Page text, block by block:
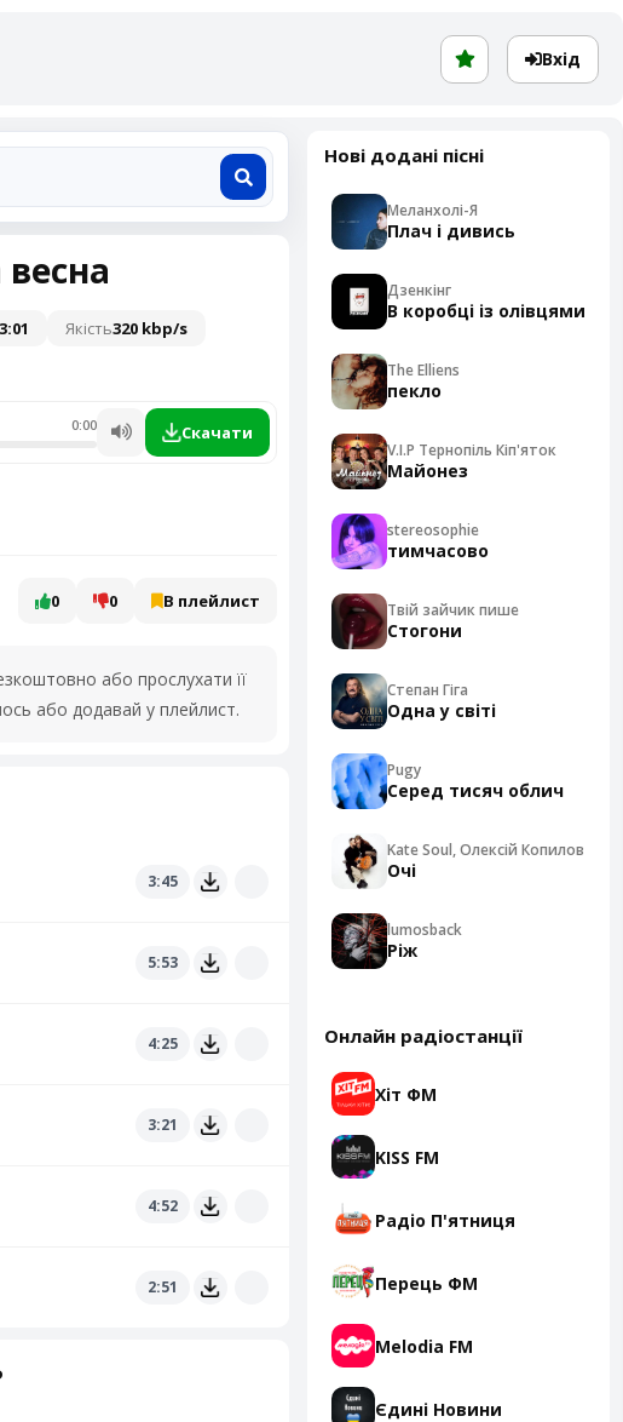
Вхід
3:01 Якість320 kbp/s
0:00 Скачати
0 0 В плейлист
або прослухати її
або додавай у плейлист.
3:45
5:53
4:25
3:21
4:52
2:51
Нові додані пісні
Меланхолі-Я
Плач і дивись
Дзенкінг
В коробці із олівцями
The Elliens
пекло
V.I.P Тернопіль Кіп'яток
Майонез
stereosophie
тимчасово
Твій зайчик пише
Стогони
Степан Гіга
Одна у світі
Pugy
Серед тисяч облич
Kate Soul, Олексій Копилов
Очі
lumosback
Ріж
Онлайн радіостанції
Хіт ФМ
KISS FM
Радіо П'ятниця
Перець ФМ
Melodia FM
Єдині Новини